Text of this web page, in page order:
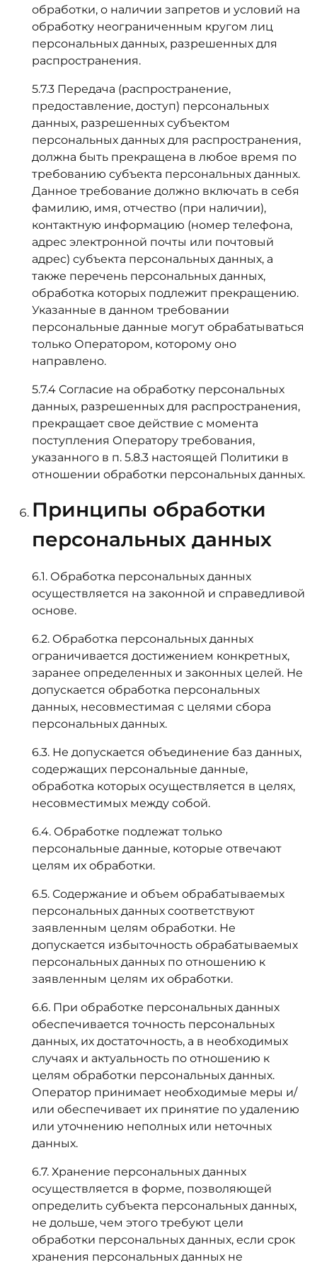
обработки, о наличии запретов и условий на
обработку неограниченным кругом лиц
персональных данных, разрешенных для
распространения.
5.7.3 Передача (распространение,
предоставление, доступ) персональных
данных, разрешенных субъектом
персональных данных для распространения,
должна быть прекращена в любое время по
требованию субъекта персональных данных.
Данное требование должно включать в себя
фамилию, имя, отчество (при наличии),
контактную информацию (номер телефона,
адрес электронной почты или почтовый
адрес) субъекта персональных данных, а
также перечень персональных данных,
обработка которых подлежит прекращению.
Указанные в данном требовании
персональные данные могут обрабатываться
только Оператором, которому оно
направлено.
5.7.4 Согласие на обработку персональных
данных, разрешенных для распространения,
прекращает свое действие с момента
поступления Оператору требования,
указанного в п. 5.8.3 настоящей Политики в
отношении обработки персональных данных.
Принципы обработки
персональных данных
6.1. Обработка персональных данных
осуществляется на законной и справедливой
основе.
6.2. Обработка персональных данных
ограничивается достижением конкретных,
заранее определенных и законных целей. Не
допускается обработка персональных
данных, несовместимая с целями сбора
персональных данных.
6.3. Не допускается объединение баз данных,
содержащих персональные данные,
обработка которых осуществляется в целях,
несовместимых между собой.
6.4. Обработке подлежат только
персональные данные, которые отвечают
целям их обработки.
6.5. Содержание и объем обрабатываемых
персональных данных соответствуют
заявленным целям обработки. Не
допускается избыточность обрабатываемых
персональных данных по отношению к
заявленным целям их обработки.
6.6. При обработке персональных данных
обеспечивается точность персональных
данных, их достаточность, а в необходимых
случаях и актуальность по отношению к
целям обработки персональных данных.
Оператор принимает необходимые меры и/
или обеспечивает их принятие по удалению
или уточнению неполных или неточных
данных.
6.7. Хранение персональных данных
осуществляется в форме, позволяющей
определить субъекта персональных данных,
не дольше, чем этого требуют цели
обработки персональных данных, если срок
хранения персональных данных не